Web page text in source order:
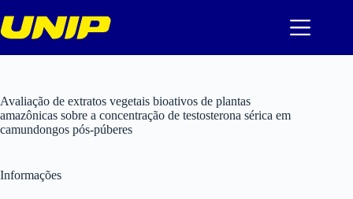
para
o
Avaliação de extratos vegetais bioativos de plantas
amazônicas sobre a concentração de testosterona sérica em
camundongos pós-púberes
Informações